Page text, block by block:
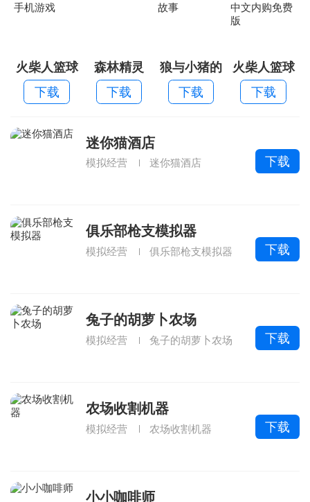
火柴人篮球
手机游戏
下载
森林精灵
下载
狼与小猪的
故事
下载
火柴人篮球
中文内购免
费版
下载
迷你猫酒店
模拟经营 迷你猫酒店 下载
俱乐部枪支模拟器
模拟经营 俱乐部枪支模拟器 下载
兔子的胡萝卜农场
模拟经营 兔子的胡萝卜农场 下载
农场收割机器
模拟经营 农场收割机器 下载
小小咖啡师